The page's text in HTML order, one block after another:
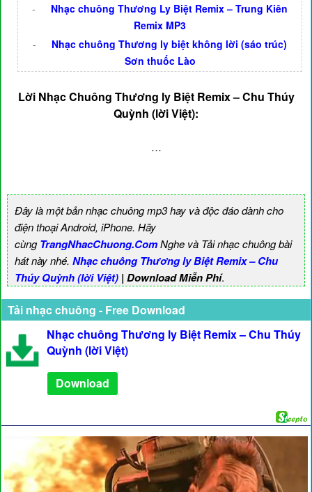
-
Nhạc chuông Thương Ly Biệt Remix – Trung Kiên
Remix MP3
-
Nhạc chuông Thương ly biệt không lời (sáo trúc)
Sơn thuốc Lào
Lời Nhạc Chuông Thương ly Biệt Remix – Chu Thúy
Quỳnh (lời Việt):
…
Đây là một bản nhạc chuông mp3 hay và độc đáo dành cho
điện thoại Android, iPhone. Hãy
cùngTrangNhacChuong.ComNghe và Tải nhạc chuông bài
hát này nhé. Nhạc chuông Thương ly Biệt Remix – Chu
Thúy Quỳnh (lời Việt) | Download Miễn Phí.
Tải nhạc chuông - Free Download
Nhạc chuông Thương ly Biệt Remix – Chu Thúy
Quỳnh (lời Việt)
Download